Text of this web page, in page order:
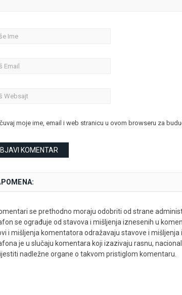
moje ime, email i web stranicu u ovom browseru za
se prethodno moraju odobriti od strane
se ograđuje od stavova i mišljenja iznesenih u
i mišljenja komentatora odražavaju stavove i mišljenja
je u slučaju komentara koji izazivaju rasnu,
nadležne organe o takvom pristiglom komentaru.